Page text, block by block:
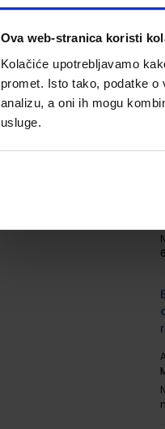
Ova web-stranica koristi
Kolačiće upotrebljavamo
promet. Isto tako, podatke
analizu, a oni ih mogu
usluge.